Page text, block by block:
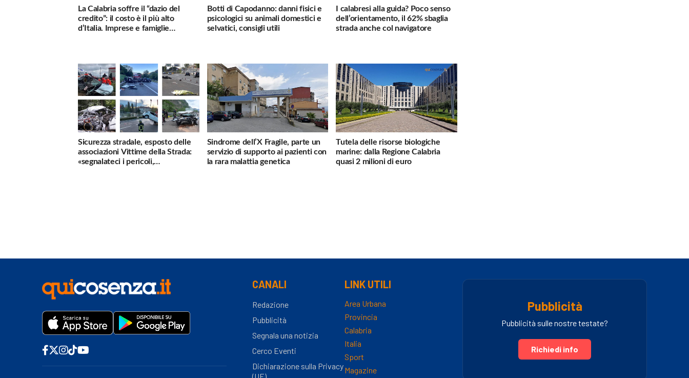
La Calabria soffre il “dazio del
credito”: il costo è il più alto
d’Italia. Imprese e famiglie
Botti di Capodanno: danni fisici e
psicologici su animali domestici e
selvatici, consigli utili
I calabresi alla guida? Poco senso
dell’orientamento, il 62% sbaglia
strada anche col navigatore
Sicurezza stradale, esposto delle
associazioni Vittime della Strada:
«segnalateci i pericoli,
Sindrome dell’X Fragile, parte un
servizio di supporto ai pazienti con
la rara malattia genetica
Tutela delle risorse biologiche
marine: dalla Regione Calabria
quasi 2 milioni di euro
CANALI
Redazione
Pubblicità
Segnala una notizia
Cerco Eventi
Dichiarazione sulla Privacy
LINK UTILI
Area Urbana
Provincia
Calabria
Italia
Sport
Magazine
Pubblicità
Pubblicità sulle nostre testate?
Richiedi info